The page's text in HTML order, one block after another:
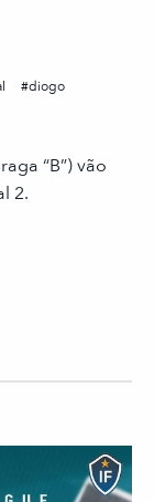
diogo
“B”) vão
2.